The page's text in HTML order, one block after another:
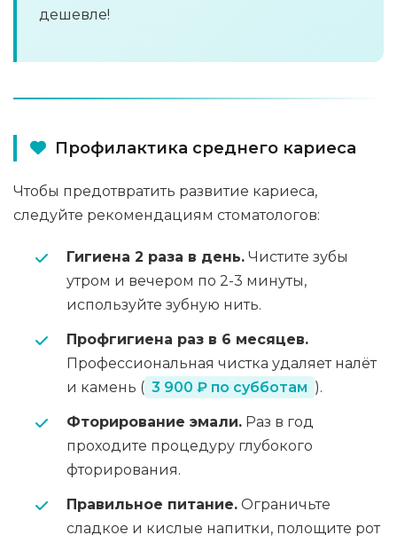
дешевле!
Профилактика среднего кариеса
Чтобы предотвратить развитие кариеса,
следуйте рекомендациям стоматологов:
Гигиена 2 раза в день. Чистите зубы
утром и вечером по 2-3 минуты,
используйте зубную нить.
Профгигиена раз в 6 месяцев.
Профессиональная чистка удаляет налёт
и камень ( 3 900 ₽ по субботам ).
Фторирование эмали. Раз в год
проходите процедуру глубокого
фторирования.
Правильное питание. Ограничьте
сладкое и кислые напитки, полощите рот